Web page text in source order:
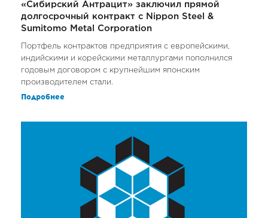
«Сибирский Антрацит» заключил прямой
долгосрочный контракт с Nippon Steel &
Sumitomo Metal Corporation
Портфель контрактов предприятия с европейскими,
индийскими и корейскими металлургами пополнился
годовым договором с крупнейшим японским
производителем стали.
Подробнее